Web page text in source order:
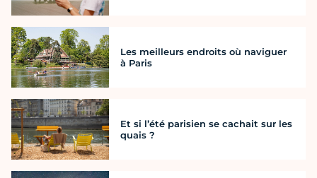
Les meilleurs endroits où naviguer
à Paris
Et si l’été parisien se cachait sur les
quais ?